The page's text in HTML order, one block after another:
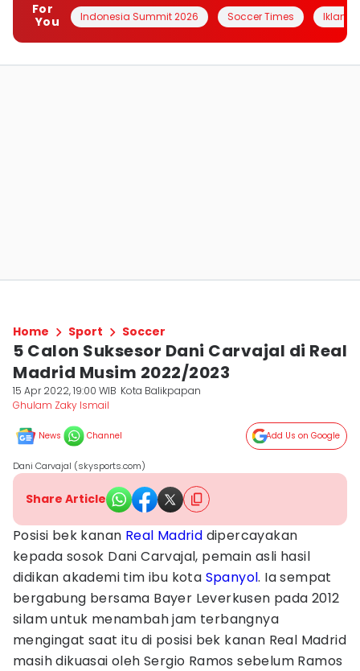
For
You
Indonesia Summit 2026 Soccer Times Iklanin
Home Sport Soccer
5 Calon Suksesor Dani Carvajal di Real
Madrid Musim 2022/2023
15 Apr 2022, 19:00 WIB Kota Balikpapan
Ghulam Zaky Ismail
News Channel Add Us on Google
Dani Carvajal (skysports.com)
Share Article
Posisi bek kanan Real Madrid dipercayakan
kepada sosok Dani Carvajal, pemain asli hasil
didikan akademi tim ibu kota Spanyol. Ia sempat
bergabung bersama Bayer Leverkusen pada 2012
silam untuk menambah jam terbangnya
mengingat saat itu di posisi bek kanan Real Madrid
masih dikuasai oleh Sergio Ramos sebelum Ramos